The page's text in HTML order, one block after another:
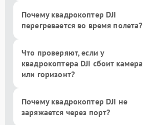
Почему квадрокоптер DJI
перегревается во время полета?
Что проверяют, если у
квадрокоптера DJI сбоит камера
или горизонт?
Почему квадрокоптер DJI не
заряжается через порт?